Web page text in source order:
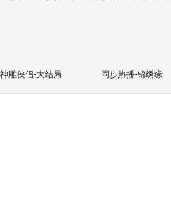
神雕侠侣-大结局 同步热播-锦绣缘